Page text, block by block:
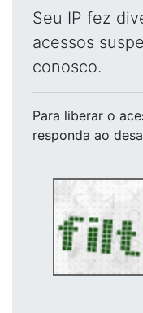
Seu IP fez
acessos
conosco.
Para liberar o
responda ao